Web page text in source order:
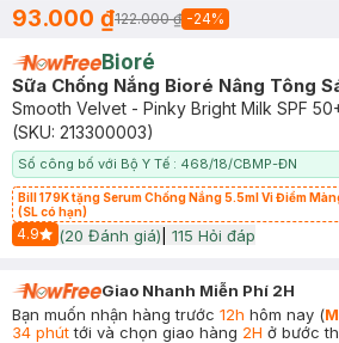
93.000 ₫122.000 ₫ -24%
Bioré
Sữa Chống Nắng Bioré Nâng Tông
Smooth Velvet - Pinky Bright Milk SPF
(SKU: 213300003)
Số công bố với Bộ Y Tế : 468/18/CBMP-ĐN
Bill 179K tặng Serum Chống Nắng 5.5ml Vi Điểm
(SL có hạn)
4.9
Start Icon
(20 Đánh giá) 115 Hỏi đáp
Giao Nhanh Miễn Phí 2H
Bạn muốn nhận hàng trước 12h hôm nay (
34 phúttới và chọn giao hàng 2H ở bước